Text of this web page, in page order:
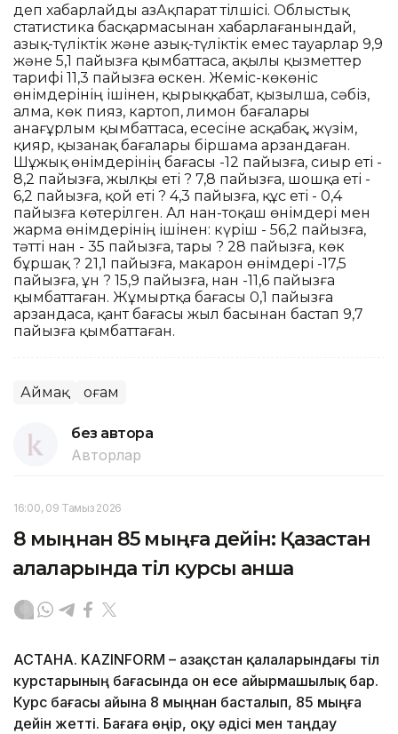
деп хабарлайды ҚазАқпарат тілшісі. Облыстық
статистика басқармасынан хабарлағанындай,
азық-түліктік және азық-түліктік емес тауарлар 9,9
және 5,1 пайызға қымбаттаса, ақылы қызметтер
тарифі 11,3 пайызға өскен. Жеміс-көкөніс
өнімдерінің ішінен, қырыққабат, қызылша, сәбіз,
алма, көк пияз, картоп, лимон бағалары
анағұрлым қымбаттаса, есесіне асқабақ, жүзім,
қияр, қызанақ бағалары біршама арзандаған.
Шұжық өнімдерінің бағасы -12 пайызға, сиыр еті -
8,2 пайызға, жылқы еті ? 7,8 пайызға, шошқа еті -
6,2 пайызға, қой еті ? 4,3 пайызға, құс еті - 0,4
пайызға көтерілген. Ал нан-тоқаш өнімдері мен
жарма өнімдерінің ішінен: күріш - 56,2 пайызға,
тәтті нан - 35 пайызға, тары ? 28 пайызға, көк
бұршақ ? 21,1 пайызға, макарон өнімдері -17,5
пайызға, ұн ? 15,9 пайызға, нан -11,6 пайызға
қымбаттаған. Жұмыртқа бағасы 0,1 пайызға
арзандаса, қант бағасы жыл басынан бастап 9,7
пайызға қымбаттаған.
Аймақ Қоғам
без автора
Авторлар
16:00, 09 Тамыз 2026
8 мыңнан 85 мыңға дейін: Қазақстан
қалаларында тіл курсы қанша
АСТАНА. KAZINFORM – Қазақстан қалаларындағы тіл
курстарының бағасында он есе айырмашылық бар.
Курс бағасы айына 8 мыңнан басталып, 85 мыңға
дейін жетті. Бағаға өңір, оқу әдісі мен таңдау